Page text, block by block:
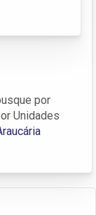
por
Unidades